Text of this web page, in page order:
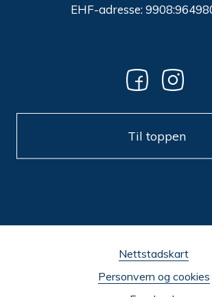
EHF-adresse:
Til toppen
Nettstadskart
Personvern og cookies